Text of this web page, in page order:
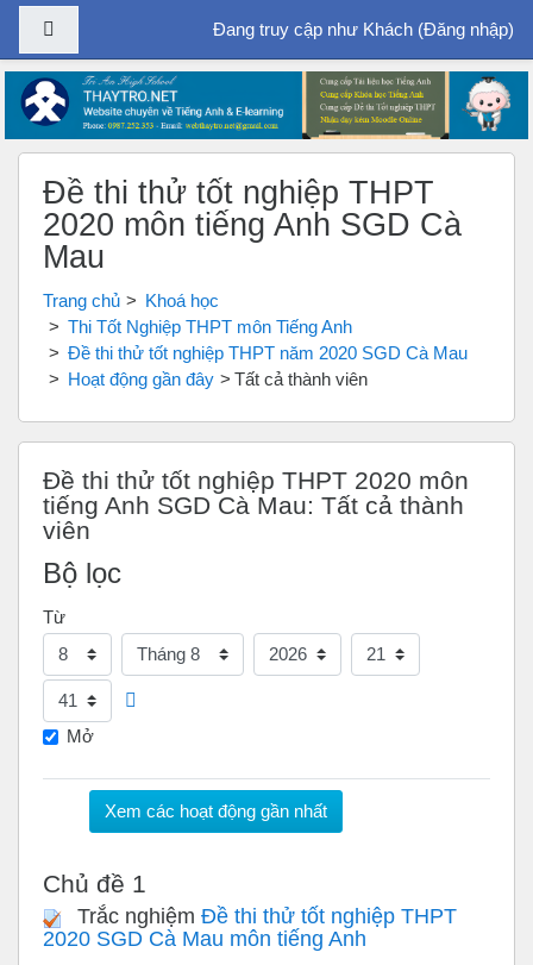
Chuyển tới nội dung chính
Bảng điều khiển cạnhĐang truy cập như Khách (Đăng nhập)
Đề thi thử tốt nghiệp THPT
2020 môn tiếng Anh SGD Cà
Mau
Trang chủ
Khoá học
Thi Tốt Nghiệp THPT môn Tiếng Anh
Đề thi thử tốt nghiệp THPT năm 2020 SGD Cà Mau
Hoạt động gần đây
Tất cả thành viên
Đề thi thử tốt nghiệp THPT 2020 môn
tiếng Anh SGD Cà Mau: Tất cả thành
viên
Bộ lọc
Từ
Ngày
Tháng Năm Giờ
Phút
Mở
Chủ đề 1
Trắc nghiệm Đề thi thử tốt nghiệp THPT
2020 SGD Cà Mau môn tiếng Anh